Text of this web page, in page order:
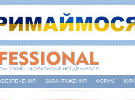
ЗАВАНТАЖЕННЯ ФОРУМ